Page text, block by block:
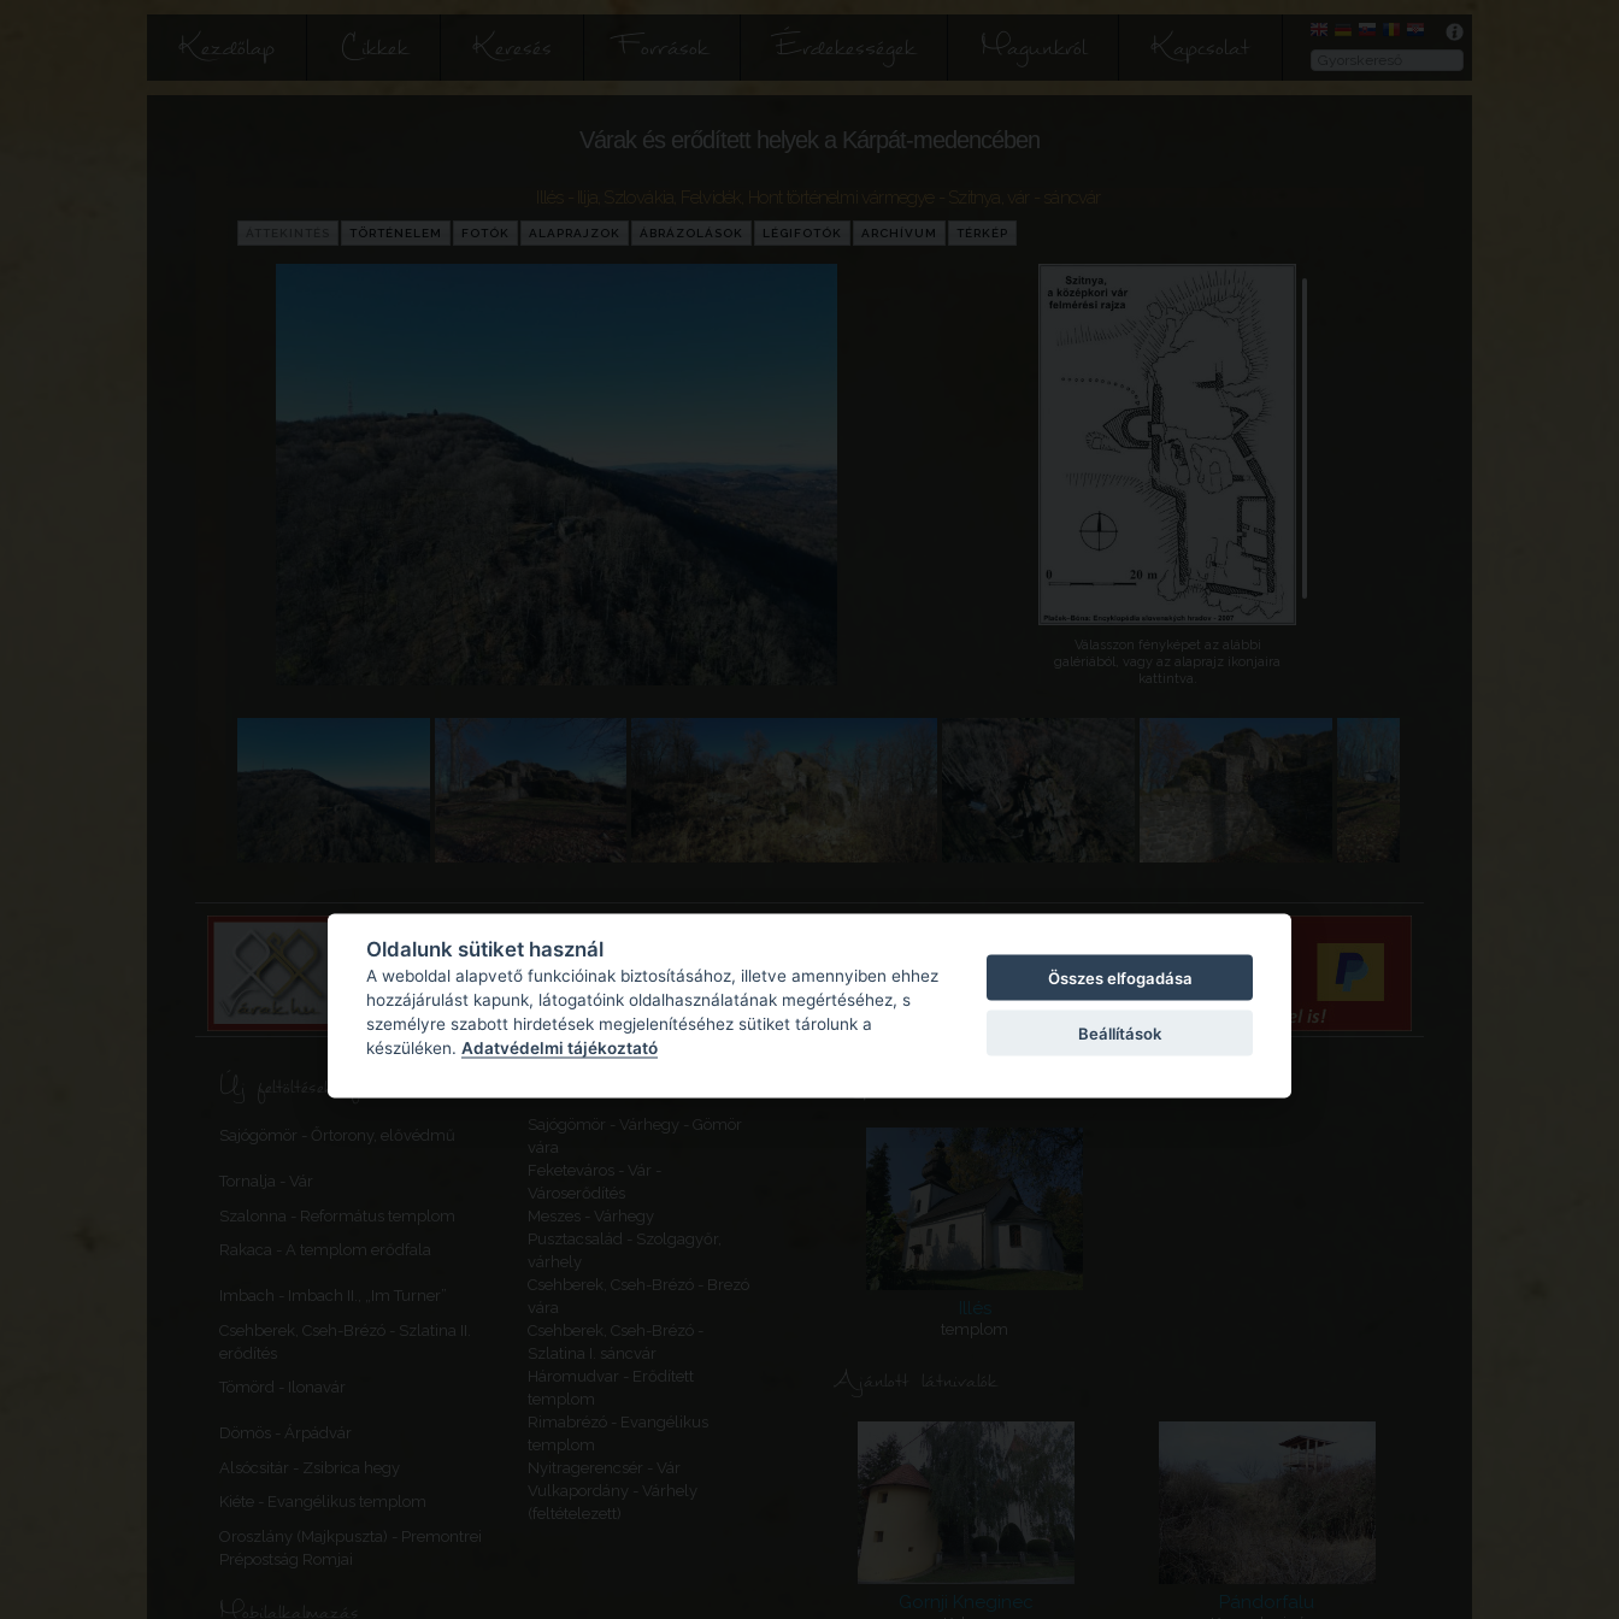
Kezdőlap Cikkek Keresés Források Érdekességek Magunkról Kapcsolat
Várak és erődített helyek a Kárpát-medencében
Szlovákia Hont történelmi vármegye - Szitnya, vár - sáncvár
TÖRTÉNELEM FOTÓK ALAPRAJZOK ÁBRÁZOLÁSOK LÉGIFOTÓK ARCHÍVUM TÉRKÉP
Válasszon fényképet az alábbi
galériából, vagy az alaprajz ikonjaira
kattintva.
Új feltöltések, frissítések
Sajógömör - Őrtorony, elővédmű
Sajógömör - Várhegy - Gömör
vára
Tornalja - Vár
Feketeváros - Vár -
Városerődítés
Szalonna - Református templom
Meszes - Várhegy
Rakaca - A templom erődfala
Pusztacsalád - Szolgagyőr,
várhely
Imbach - Imbach II., „Im Turner”
Csehberek, Cseh-Brézó - Brezó
vára
Csehberek, Cseh-Brézó - Szlatina II.
erődítés
Csehberek, Cseh-Brézó -
Szlatina I. sáncvár
Tömörd - Ilonavár
Háromudvar - Erődített
templom
Dömös - Árpádvár
Rimabrézó - Evangélikus
templom
Alsócsitár - Zsibrica hegy
Nyitragerencsér - Vár
Kiéte - Evangélikus templom
Vulkapordány - Várhely
(feltételezett)
Oroszlány (Majkpuszta) - Premontrei
Prépostság Romjai
Mobilalkalmazás
Illés
templom
Ajánlott látnivalók
Gornji Kneginec Pándorfalu
Oldalunk sütiket használ
A weboldal alapvető funkcióinak biztosításához, illetve amennyiben ehhez
hozzájárulást kapunk, látogatóink oldalhasználatának megértéséhez, s
személyre szabott hirdetések megjelenítéséhez sütiket tárolunk a
készüléken. Adatvédelmi tájékoztató
Összes elfogadása
Beállítások